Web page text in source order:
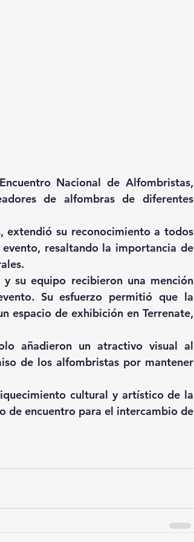
Nacional de Alfombristas,
de alfombras de diferentes
extendió su reconocimiento a todos
resaltando la importancia de
su equipo recibieron una mención
Su esfuerzo permitió que la
espacio de exhibición en Terrenate,
añadieron un atractivo visual al
de los alfombristas por mantener
cultural y artístico de la
de encuentro para el intercambio de